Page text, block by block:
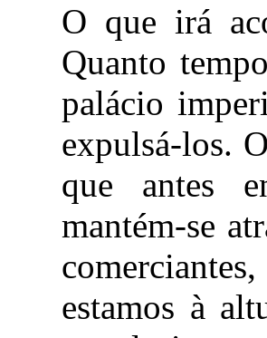
O que irá
Quanto
palácio
expulsá-los.
que antes
mantém-se
estamos à